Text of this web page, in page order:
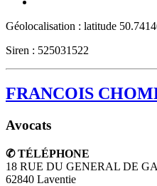
Géolocalisation : latitude
Siren : 525031522
FRANCOIS
Avocats
✆ TÉLÉPHONE
18 RUE DU GENERAL DE
62840 Laventie